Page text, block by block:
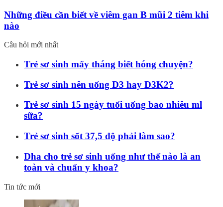
Những điều cần biết về viêm gan B mũi 2 tiêm khi
nào
Câu hỏi mới nhất
Trẻ sơ sinh mấy tháng biết hóng chuyện?
Trẻ sơ sinh nên uống D3 hay D3K2?
Trẻ sơ sinh 15 ngày tuổi uống bao nhiêu ml
sữa?
Trẻ sơ sinh sốt 37,5 độ phải làm sao?
Dha cho trẻ sơ sinh uống như thế nào là an
toàn và chuẩn y khoa?
Tin tức mới